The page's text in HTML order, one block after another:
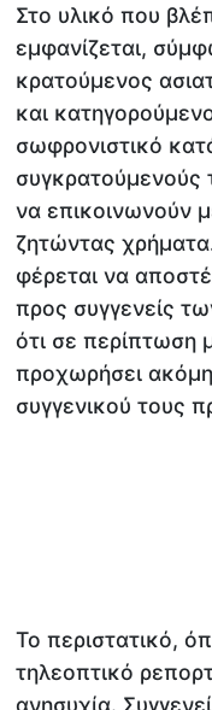
Στο υλικό που
εμφανίζεται,
κρατούμενος
και
σωφρονιστικό
συγκρατούμενούς
να επικοινωνούν
ζητώντας
φέρεται να
προς συγγενείς
ότι σε περίπτωση
προχωρήσει
συγγενικού τους
Το περιστατικό,
τηλεοπτικό
ανησυχία.